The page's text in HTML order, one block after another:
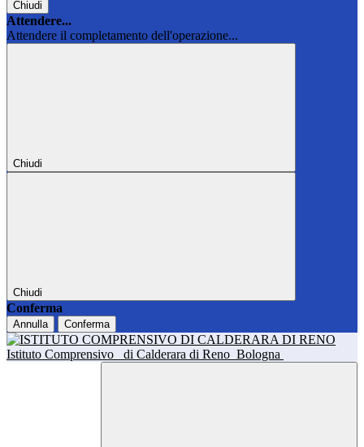
Chiudi
Attendere...
Attendere il completamento dell'operazione...
Chiudi
Chiudi
Conferma
Annulla Conferma
Istituto Comprensivo di Calderara di Reno Bologna